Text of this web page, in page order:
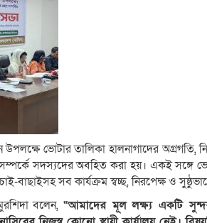
উপলক্ষে ভোটার তালিকা হালনাগাদের অগ্রগতি,
সম্পর্কে সদস্যদের অবহিত করা হয়। একই সঙ্গে
বাছাইসহ সব কার্যক্রম স্বচ্ছ, নিরপেক্ষ ও
বলেন, “আমাদের মূল লক্ষ্য একটি